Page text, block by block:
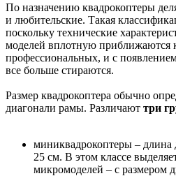
По назначению квадрокоптеры
и любительские. Такая
поскольку технические
моделей вплотную приближаются
профессиональных, и с
все больше стираются.
Размер квадрокоптера обычно
диагонали рамы. Различают три
миниквадрокоптеры –
25 см. В этом классе
микромоделей – с размером